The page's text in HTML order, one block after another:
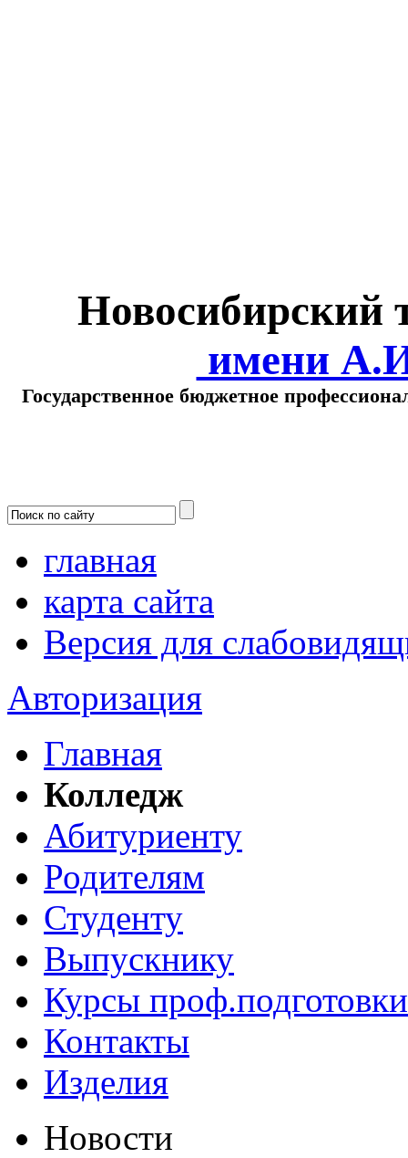
Новосибирский
имени
Государственное бюджетное
главная
карта сайта
Версия для
Авторизация
Главная
Колледж
Абитуриенту
Родителям
Студенту
Выпускнику
Курсы проф.подготовки
Контакты
Изделия
Новости